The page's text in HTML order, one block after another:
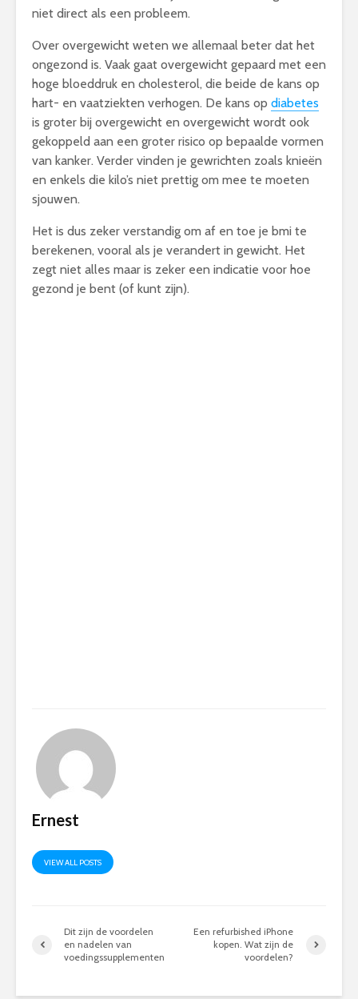
niet direct als een probleem.
Over overgewicht weten we allemaal beter dat het
ongezond is. Vaak gaat overgewicht gepaard met een
hoge bloeddruk en cholesterol, die beide de kans op
hart- en vaatziekten verhogen. De kans op diabetes
is groter bij overgewicht en overgewicht wordt ook
gekoppeld aan een groter risico op bepaalde vormen
van kanker. Verder vinden je gewrichten zoals knieën
en enkels die kilo’s niet prettig om mee te moeten
sjouwen.
Het is dus zeker verstandig om af en toe je bmi te
berekenen, vooral als je verandert in gewicht. Het
zegt niet alles maar is zeker een indicatie voor hoe
gezond je bent (of kunt zijn).
Ernest
VIEW ALL POSTS
Dit zijn de voordelen
en nadelen van
voedingssupplementen
Een refurbished iPhone
kopen. Wat zijn de
voordelen?